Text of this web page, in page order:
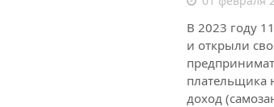
В 2023 году
и открыли
плательщика
доход